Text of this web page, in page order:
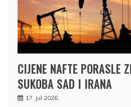
CIJENE NAFTE PORASLE
SUKOBA SAD I IRANA
17. jul 2026.